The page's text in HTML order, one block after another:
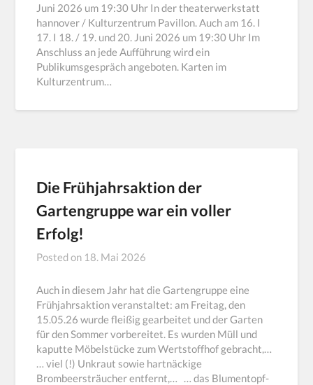
Juni 2026 um 19:30 Uhr In der theaterwerkstatt
hannover / Kulturzentrum Pavillon. Auch am 16. I
17. I 18. / 19. und 20. Juni 2026 um 19:30 Uhr Im
Anschluss an jede Aufführung wird ein
Publikumsgespräch angeboten. Karten im
Kulturzentrum…
Die Frühjahrsaktion der
Gartengruppe war ein voller
Erfolg!
Posted on 18. Mai 2026
Auch in diesem Jahr hat die Gartengruppe eine
Frühjahrsaktion veranstaltet: am Freitag, den
15.05.26 wurde fleißig gearbeitet und der Garten
für den Sommer vorbereitet. Es wurden Müll und
kaputte Möbelstücke zum Wertstoffhof gebracht,…
… viel (!) Unkraut sowie hartnäckige
Brombeersträucher entfernt,… … das Blumentopf-